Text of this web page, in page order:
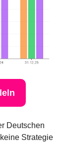
Deutschen
Strategie